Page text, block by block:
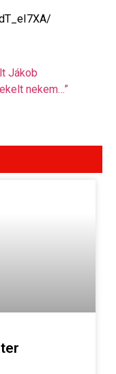
Jákob
nekem…”